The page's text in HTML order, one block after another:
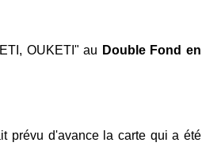
OUKETI" au Double Fond en
prévu d'avance la carte qui a été